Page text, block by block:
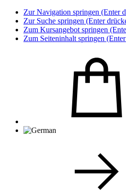
Zur Navigation springen (Enter
Zur Suche springen (Enter
Zum Kursangebot springen
Zum Seiteninhalt springen